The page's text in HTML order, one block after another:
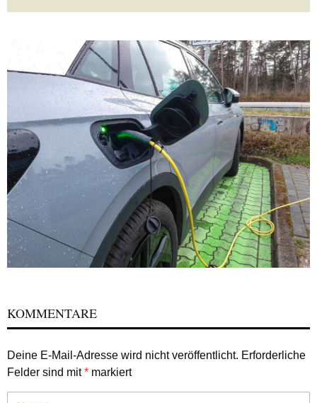
KOMMENTARE
Deine E-Mail-Adresse wird nicht veröffentlicht. Erforderliche
Felder sind mit* markiert